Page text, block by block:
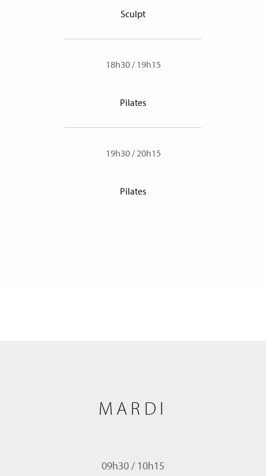
Sculpt
18h30/19h15
Pilates
19h30/20h15
Pilates
MARDI
09h30/ 10h15